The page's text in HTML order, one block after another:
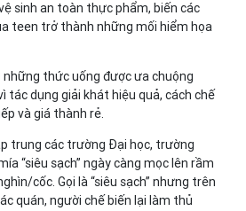
sinh an toàn thực phẩm, biến các
teen trở thành những mối hiểm họa
thức uống được ưa chuộng
tác dụng giải khát hiệu quả, cách chế
và giá thành rẻ.
trung các trường Đại học, trường
“siêu sạch” ngày càng mọc lên rầm
cốc. Gọi là “siêu sạch” nhưng trên
quán, người chế biến lại làm thủ